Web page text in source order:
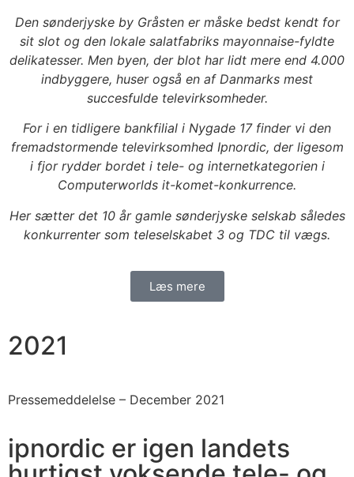
Den sønderjyske by Gråsten er måske bedst kendt for
sit slot og den lokale salatfabriks mayonnaise-fyldte
delikatesser. Men byen, der blot har lidt mere end 4.000
indbyggere, huser også en af Danmarks mest
succesfulde televirksomheder.
For i en tidligere bankfilial i Nygade 17 finder vi den
fremadstormende televirksomhed Ipnordic, der ligesom
i fjor rydder bordet i tele- og internetkategorien i
Computerworlds it-komet-konkurrence.
Her sætter det 10 år gamle sønderjyske selskab således
konkurrenter som teleselskabet 3 og TDC til vægs.
Læs mere
2021
Pressemeddelelse – December 2021
ipnordic er igen landets